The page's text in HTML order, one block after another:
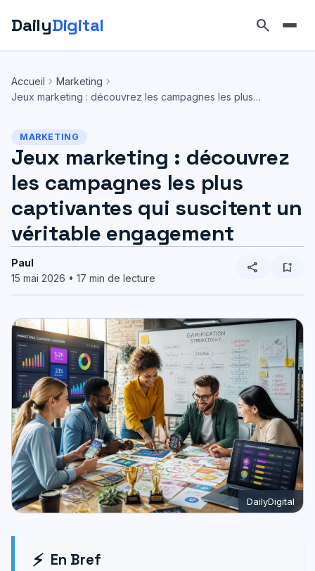
DailyDigital search
contenu
Accueil chevron_right Marketing chevron_right
Jeux marketing : découvrez les campagnes les plus…
MARKETING
Jeux marketing : découvrez
les campagnes les plus
captivantes qui suscitent un
véritable engagement
Paul
15 mai 2026 • 17 min de lecture
share bookmark_add
DailyDigital
En Bref